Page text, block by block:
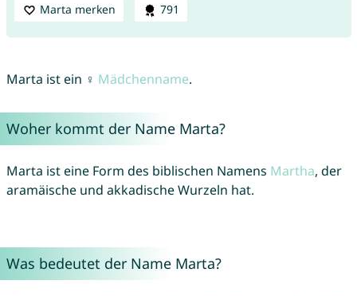
Marta merken 791
Marta ist ein ♀ Mädchenname.
Woher kommt der Name Marta?
Marta ist eine Form des biblischen Namens Martha, der
aramäische und akkadische Wurzeln hat.
Was bedeutet der Name Marta?